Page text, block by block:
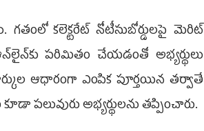
కలెక్టరేట్‌ నోటీసుబోర్డులపై మెరిట్‌
పరిమితం చేయడంతో అభ్యర్థులు
ఆధారంగా ఎంపిక పూర్తయిన తర్వాతే
పలువురు అభ్యర్థులను తప్పించారు.